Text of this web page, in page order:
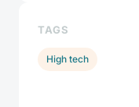
TAGS
High tech